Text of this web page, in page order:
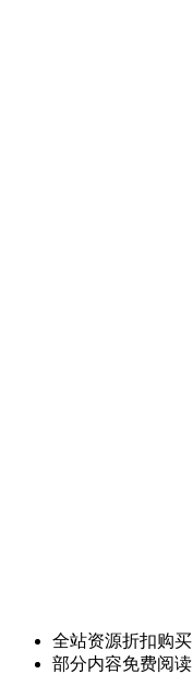
全站资源折扣购买
部分内容免费阅读